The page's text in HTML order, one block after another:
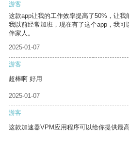
游客
这款app让我的工作效率提高了50%，让我
我以前经常加班，现在有了这个app，我
伴家人。
2025-01-07
游客
超棒啊 好用
2025-01-07
游客
这款加速器VPM应用程序可以给你提供最